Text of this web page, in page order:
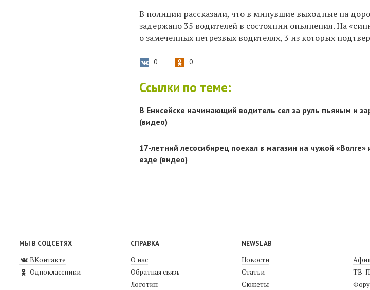
В полиции рассказали, что в минувшие выходные на
задержано 35 водителей в состоянии опьянения. На
о замеченных нетрезвых водителях, 3 из которых
0 0
Ссылки по теме:
В Енисейске начинающий водитель сел за руль пьяным и
(видео)
17-летний лесосибирец поехал в магазин на чужой
езде (видео)
МЫ В СОЦСЕТЯХ
ВКонтакте
Одноклассники
СПРАВКА
О нас
Обратная связь
Логотип
NEWSLAB
Новости
Статьи
Сюжеты
ТВ-